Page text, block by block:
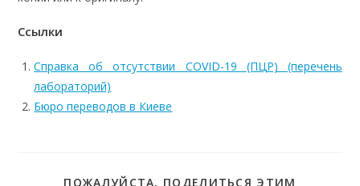
Ссылки
Справка об отсутствии COVID-19 (ПЦР) (перечень
лабораторий)
Бюро переводов в Киеве
ПОЖАЛУЙСТА, ПОДЕЛИТЬСЯ ЭТИМ